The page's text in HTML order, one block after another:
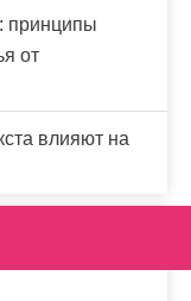
принципы
от
влияют на